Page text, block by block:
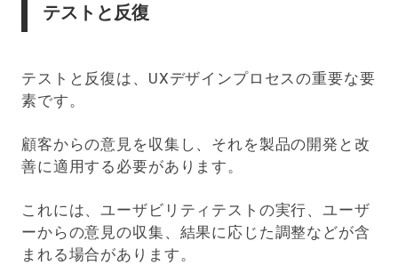
テストと反復
テストと反復は、UXデザインプロセスの重要な要
素です。
顧客からの意見を収集し、それを製品の開発と改
善に適用する必要があります。
これには、ユーザビリティテストの実行、ユーザ
ーからの意見の収集、結果に応じた調整などが含
まれる場合があります。